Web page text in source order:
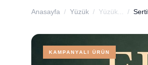
Anasayfa / Yüzük / Yüzük... /
KAMPANYALI ÜRÜN